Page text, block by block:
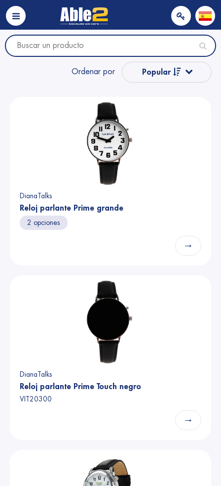
Ordenar por Popular
DianaTalks
Reloj parlante Prime grande
2 opciones
→
DianaTalks
Reloj parlante Prime Touch negro
VIT20300
→